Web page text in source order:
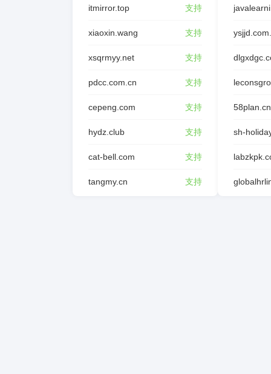
itmirror.top 支持
xiaoxin.wang 支持
xsqrmyy.net 支持
pdcc.com.cn 支持
cepeng.com 支持
hydz.club 支持
cat-bell.com 支持
tangmy.cn 支持
58plan.cn
sh-